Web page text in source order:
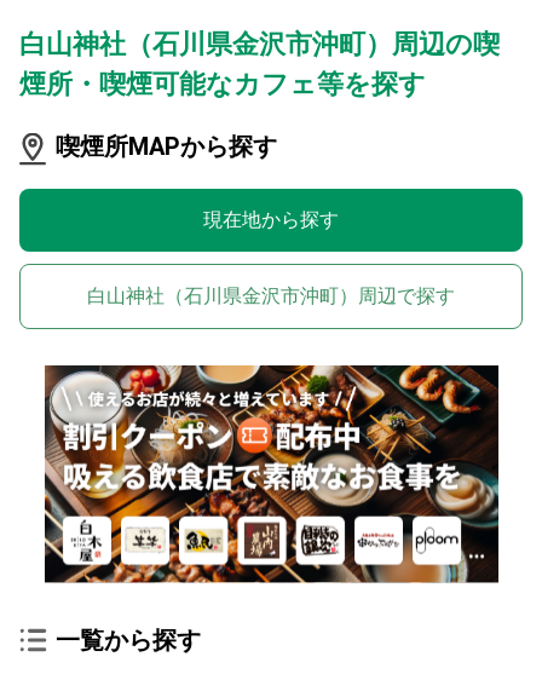
白山神社（石川県金沢市沖町）周辺の喫
煙所・喫煙可能なカフェ等を探す
喫煙所MAPから探す
現在地から探す
白山神社（石川県金沢市沖町）周辺で探す
一覧から探す